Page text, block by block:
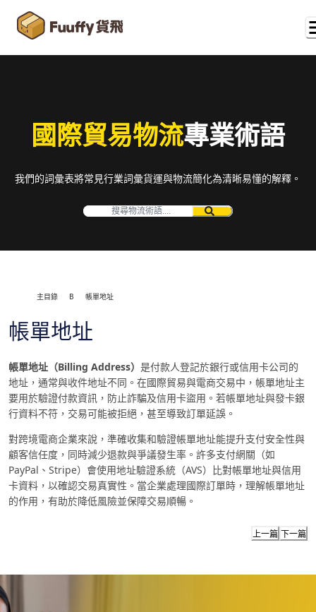
國際貿易物流專業術語
我們的詞彙表將常見行業詞彙貨運與物流簡化為清晰易懂的解釋。
主目錄 B 帳單地址
帳單地址
帳單地址（Billing Address） 是付款人登記於銀行或信用卡公司的
地址，通常與收件地址不同。在國際貿易與電商交易中，帳單地址主
要用於驗證付款資訊，防止詐騙及信用卡盜用。若帳單地址與發卡銀
行資料不符，交易可能被拒絕，甚至導致訂單延誤。
對跨境電商企業來說，準確收集和驗證帳單地址能提升支付安全性與
顧客信任度，同時減少退款與爭議發生率。許多支付網關（如
PayPal、Stripe）會使用地址驗證系統（AVS）比對帳單地址與信用
卡資料，以確認交易真實性。當企業處理國際訂單時，理解帳單地址
的作用，有助於降低風險並保障交易順暢。
上一篇 下一篇